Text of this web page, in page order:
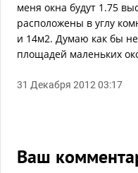
меня окна будут 1.75
расположены в углу
и 14м2. Думаю как бы
площадей маленьких
31 Декабря 2012 03:17
Ваш